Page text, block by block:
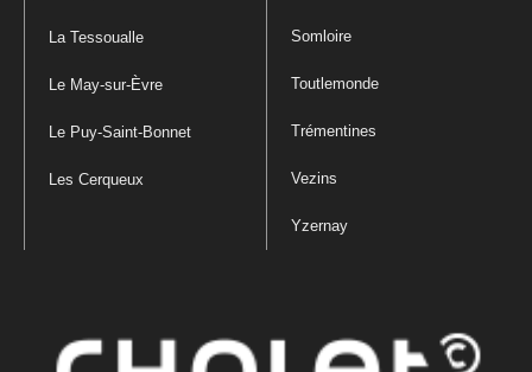
La Tessoualle
Le May-sur-Èvre
Le Puy-Saint-Bonnet
Les Cerqueux
Somloire
Toutlemonde
Trémentines
Vezins
Yzernay